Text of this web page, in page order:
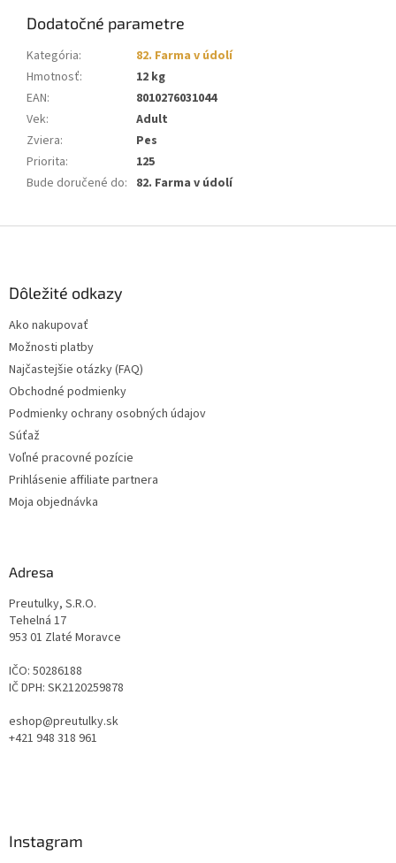
Dodatočné parametre
Kategória:
82. Farma v údolí
Hmotnosť:
12 kg
EAN:
8010276031044
Vek:
Adult
Zviera:
Pes
Priorita:
125
Bude doručené do: 82. Farma v údolí
Dôležité odkazy
Ako nakupovať
Možnosti platby
Najčastejšie otázky (FAQ)
Obchodné podmienky
Podmienky ochrany osobných údajov
Súťaž
Voľné pracovné pozície
Prihlásenie affiliate partnera
Moja objednávka
Adresa
Preutulky, S.R.O.
Tehelná 17
953 01 Zlaté Moravce
IČO: 50286188
IČ DPH: SK2120259878
eshop@preutulky.sk
+421 948 318 961
Instagram